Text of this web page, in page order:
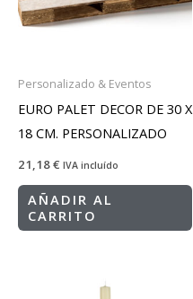
Personalizado & Eventos
EURO PALET DECOR DE 30 X
18 CM. PERSONALIZADO
21,18€ IVA incluído
AÑADIR AL
CARRITO